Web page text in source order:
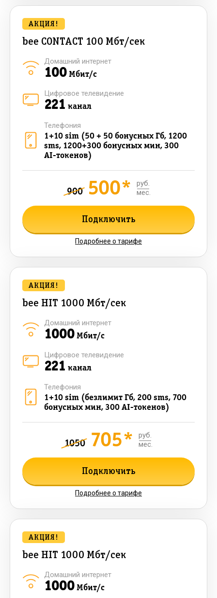
bee CONTACT 100 Мбт/сек
АКЦИЯ!
100Мбит/с
Домашний интернет
221 канал
Цифровое телевидение
1+10 sim (50 + 50 бонусных Гб, 1200
sms, 1200+300 бонусных мин, 300
AI-токенов)
Телефония
900 500*
руб.
мес.
Подключить
Подробнее о тарифе
bee HIT 1000 Мбт/сек
АКЦИЯ!
1000Мбит/с
Домашний интернет
221 канал
Цифровое телевидение
1+10 sim (безлимит Гб, 200 sms, 700
бонусных мин, 300 AI-токенов)
Телефония
1050 705*
руб.
мес.
Подключить
Подробнее о тарифе
bee HIT 1000 Мбт/сек
АКЦИЯ!
1000Мбит/с
Домашний интернет